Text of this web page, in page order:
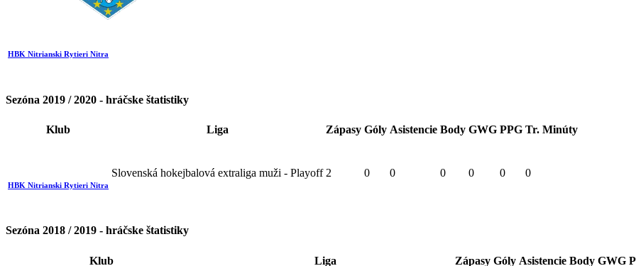
HBK Nitrianski Rytieri Nitra
Sezóna 2019 / 2020 - hráčske štatistiky
Klub Liga Zápasy Góly Asistencie Body GWG PPG Tr. Minúty
HBK Nitrianski Rytieri Nitra
Slovenská hokejbalová extraliga muži - Playoff 2 0 0 0 0 0 0
Sezóna 2018 / 2019 - hráčske štatistiky
Klub Liga Zápasy Góly Asistencie Body GWG